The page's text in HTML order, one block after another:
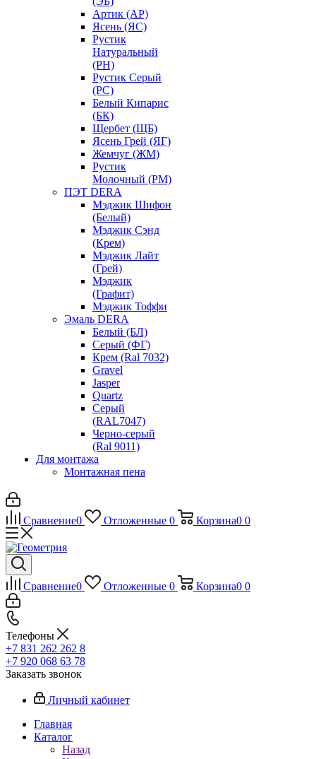
Артик (АР)
Ясень (ЯС)
Рустик
Натуральный
(РН)
Рустик Серый
(РС)
Белый Кипарис
(БК)
Щербет (ЩБ)
Ясень Грей (ЯГ)
Жемчуг (ЖМ)
Рустик
Молочный (РМ)
ПЭТ DERA
Мэджик Шифон
(Белый)
Мэджик Сэнд
(Крем)
Мэджик Лайт
(Грей)
Мэджик
(Графит)
Мэджик Тоффи
Эмаль DERA
Белый (БЛ)
Серый (ФГ)
Крем (Ral 7032)
Gravel
Jasper
Quartz
Серый
(RAL7047)
Черно-серый
(Ral 9011)
Для монтажа
Монтажная пена
Сравнение0 Отложенные 0 Корзина0 0
Сравнение0 Отложенные 0 Корзина0 0
Телефоны
+7 831 262 262 8
+7 920 068 63 78
Заказать звонок
Личный кабинет
Главная
Каталог
Назад